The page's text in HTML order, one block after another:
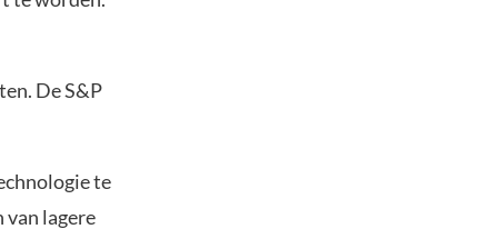
De S&P
te
van lagere